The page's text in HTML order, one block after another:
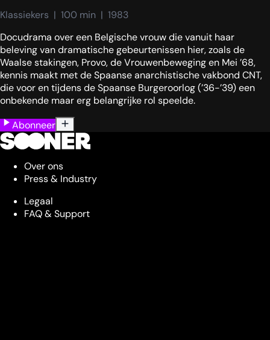
Klassiekers  |  100 min  |  1983
Docudrama over een Belgische vrouw die vanuit haar
beleving van dramatische gebeurtenissen hier, zoals de
Waalse stakingen, Provo, de Vrouwenbeweging en Mei ’68,
kennis maakt met de Spaanse anarchistische vakbond CNT,
die voor en tijdens de Spaanse Burgeroorlog (’36-’39) een
onbekende maar erg belangrijke rol speelde.
Abonneer
Over ons
Press & Industry
Legaal
FAQ & Support